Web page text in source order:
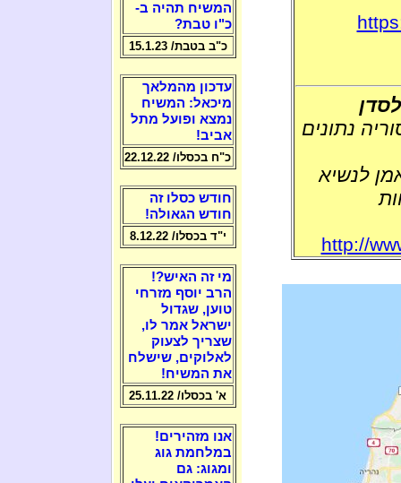
נתונים
לנשיא
http://
המשיח תהיה ב-
כ"ו טבת?
כ"ב בטבת/ 15.1.23
עדכון מהמלאך
מיכאל: המשיח
נמצא ופועל מתל
אביב!
כ"ח בכסלו/ 22.12.22
חודש כסלו זה
חודש הגאולה!
י"ד בכסלו/ 8.12.22
מי זה האיש?!
הרב יוסף מזרחי
טוען, שגדול
ישראל אמר לו,
שצריך לצעוק
לאלוקים, שישלח
את המשיח!
א' בכסלו/ 25.11.22
אנו מזהירים!
במלחמת גוג
ומגוג: גם